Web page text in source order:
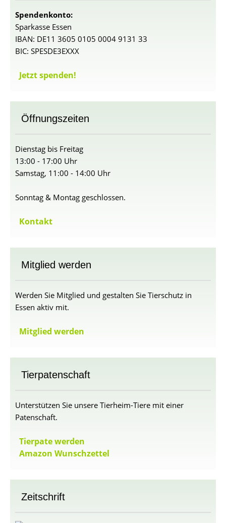
Spendenkonto:
Sparkasse Essen
IBAN: DE11 3605 0105 0004 9131 33
BIC: SPESDE3EXXX
Jetzt spenden!
Öffnungszeiten
Dienstag bis Freitag
13:00 - 17:00 Uhr
Samstag, 11:00 - 14:00 Uhr
Sonntag & Montag geschlossen.
Kontakt
Mitglied werden
Werden Sie Mitglied und gestalten Sie Tierschutz in
Essen aktiv mit.
Mitglied werden
Tierpatenschaft
Unterstützen Sie unsere Tierheim-Tiere mit einer
Patenschaft.
Tierpate werden
Amazon Wunschzettel
Zeitschrift